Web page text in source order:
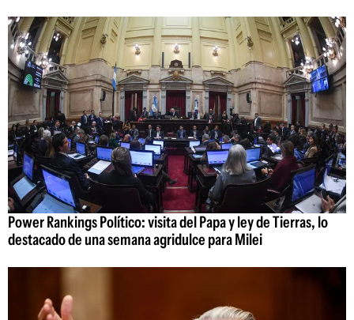
Power Rankings Político: visita del Papa y ley de Tierras, lo
destacado de una semana agridulce para Milei